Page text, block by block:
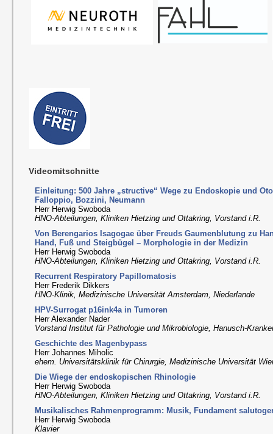
Videomitschnitte
Einleitung: 500 Jahre „structive“ Wege zu Endoskopie und
Falloppio, Bozzini, Neumann
Herr Herwig Swoboda
HNO-Abteilungen, Kliniken Hietzing und Ottakring, Vorstand i.R.
Von Berengarios Isagogae über Freuds Gaumenblutung zu
Hand, Fuß und Steigbügel – Morphologie in der Medizin
Herr Herwig Swoboda
HNO-Abteilungen, Kliniken Hietzing und Ottakring, Vorstand i.R.
Recurrent Respiratory Papillomatosis
Herr Frederik Dikkers
HNO-Klinik, Medizinische Universität Amsterdam, Niederlande
HPV-Surrogat p16ink4a in Tumoren
Herr Alexander Nader
Vorstand Institut für Pathologie und Mikrobiologie, Hanusch-
Geschichte des Magenbypass
Herr Johannes Miholic
ehem. Universitätsklinik für Chirurgie, Medizinische Universität
Die Wiege der endoskopischen Rhinologie
Herr Herwig Swoboda
HNO-Abteilungen, Kliniken Hietzing und Ottakring, Vorstand i.R.
Musikalisches Rahmenprogramm: Musik, Fundament
Herr Herwig Swoboda
Klavier